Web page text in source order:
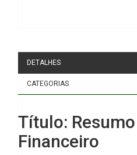
DETALHES
CATEGORIAS
Título:
Financeiro